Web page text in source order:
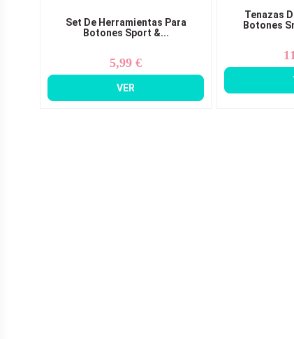
Set De Herramientas Para
Botones Sport &...
Precio
5,99 €
VER
Tenazas
Botones